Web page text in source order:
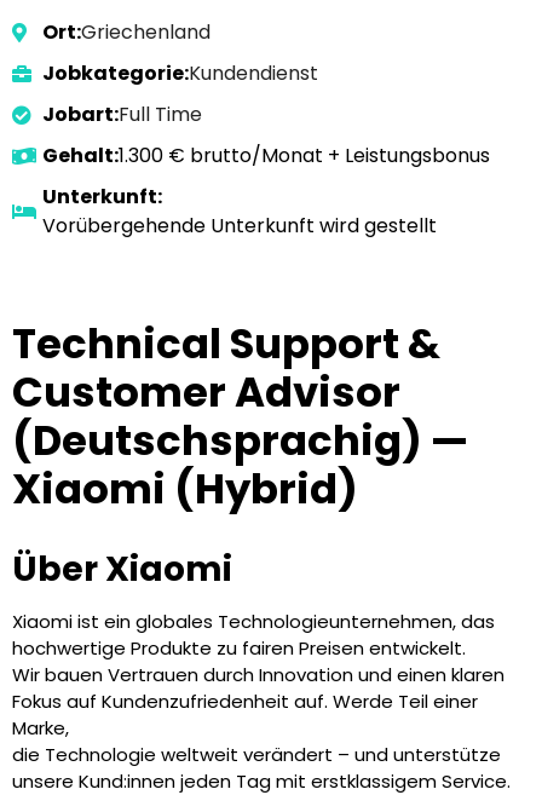
Ort:Griechenland
Jobkategorie:Kundendienst
Jobart:Full Time
Gehalt:1.300 € brutto/Monat + Leistungsbonus
Unterkunft:
Vorübergehende Unterkunft wird gestellt
Technical Support &
Customer Advisor
(Deutschsprachig) —
Xiaomi (Hybrid)
Über Xiaomi
Xiaomi ist ein globales Technologieunternehmen, das
hochwertige Produkte zu fairen Preisen entwickelt.
Wir bauen Vertrauen durch Innovation und einen klaren
Fokus auf Kundenzufriedenheit auf. Werde Teil einer
Marke,
die Technologie weltweit verändert – und unterstütze
unsere Kund:innen jeden Tag mit erstklassigem Service.